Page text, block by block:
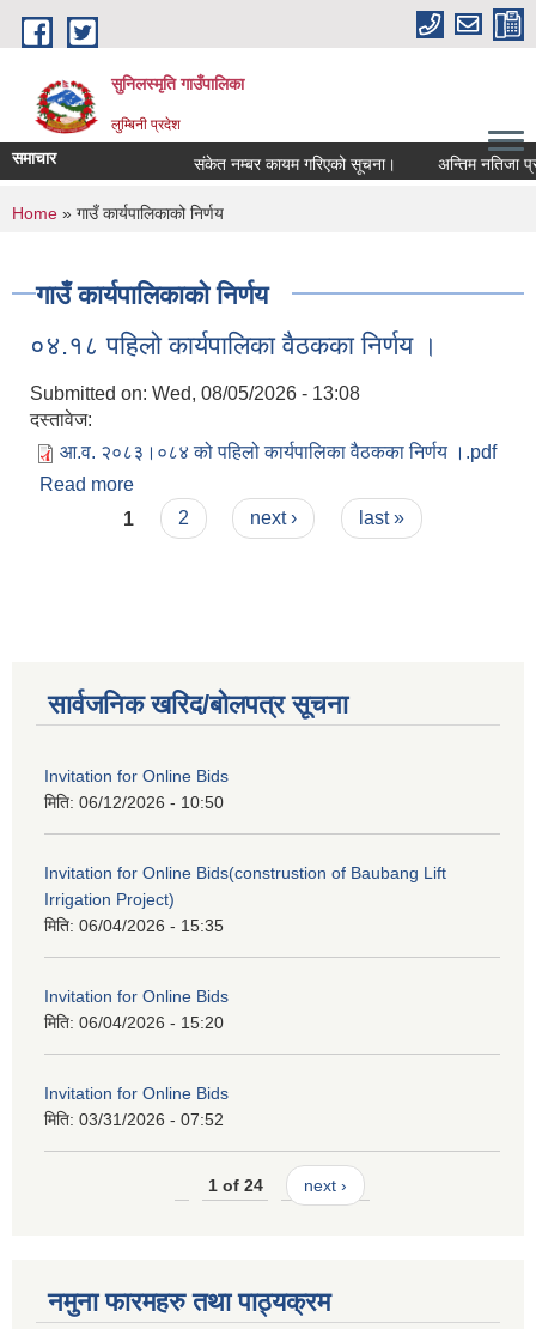
Skip to main content
सुनिलस्मृति गाउँपालिका
लुम्बिनी प्रदेश
समाचार संकेत नम्बर कायम गरिएको सूचना। अन्तिम नतिजा
You are here
Home » गाउँ कार्यपालिकाको निर्णय
गाउँ कार्यपालिकाको निर्णय
०४.१८ पहिलो कार्यपालिका वैठकका निर्णय ।
Submitted on: Wed, 08/05/2026 - 13:08
दस्तावेज:
आ.व. २०८३।०८४ को पहिलो कार्यपालिका वैठकका निर्णय ।.pdf
Read more
Pages
1 2 next › last »
सार्वजनिक खरिद/बोलपत्र सूचना
Invitation for Online Bids
मिति: 06/12/2026 - 10:50
Invitation for Online Bids(construstion of Baubang Lift
Irrigation Project)
मिति: 06/04/2026 - 15:35
Invitation for Online Bids
मिति: 06/04/2026 - 15:20
Invitation for Online Bids
मिति: 03/31/2026 - 07:52
1 of 24 next ›
नमुना फारमहरु तथा पाठ्यक्रम